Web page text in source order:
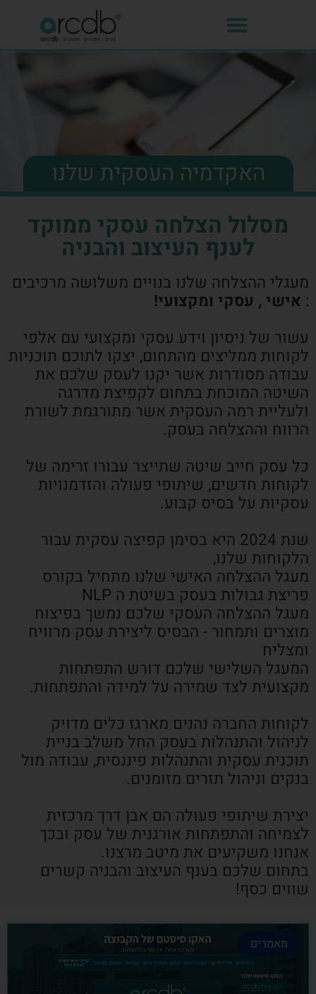
האקדמיה העסקית שלנו
מסלול הצלחה עסקי ממוקד
לענף העיצוב והבניה
מעגלי ההצלחה שלנו בנויים משלושה מרכיבים
: אישי , עסקי ומקצועי!
עשור של ניסיון וידע עסקי ומקצועי עם אלפי
לקוחות ממליצים מהתחום, יצקו לתוכם תוכניות
עבודה מסודרות אשר יקנו לעסק שלכם את
השיטה המוכחת בתחום לקפיצת מדרגה
ולעליית רמה העסקית אשר מתורגמת לשורת
הרווח וההצלחה בעסק.
כל עסק חייב שיטה שתייצר עבורו זרימה של
לקוחות חדשים, שיתופי פעולה והזדמנויות
עסקיות על בסיס קבוע.
שנת 2024 היא בסימן קפיצה עסקית עבור
הלקוחות שלנו,
מעגל ההצלחה האישי שלנו מתחיל בקורס
פריצת גבולות בעסק בשיטת ה NLP
מעגל ההצלחה העסקי שלכם נמשך בפיצוח
מוצרים ותמחור - הבסיס ליצירת עסק מרוויח
ומצליח
המעגל השלישי שלכם דורש התפתחות
מקצועית לצד שמירה על למידה והתפתחות.
לקוחות החברה נהנים מארגז כלים מדויק
לניהול והתנהלות בעסק החל משלב בניית
תוכנית עסקית והתנהלות פיננסית, עבודה מול
בנקים וניהול תזרים מזומנים.
יצירת שיתופי פעולה הם אבן דרך מרכזית
לצמיחה והתפתחות אורגנית של עסק ובכך
אנחנו משקיעים את מיטב מרצנו.
בתחום שלכם בענף העיצוב והבניה קשרים
שווים כסף!
מאמרים